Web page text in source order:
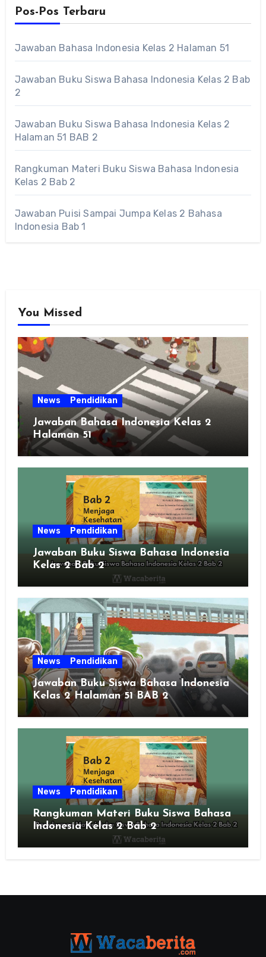
Pos-Pos Terbaru
Jawaban Bahasa Indonesia Kelas 2 Halaman 51
Jawaban Buku Siswa Bahasa Indonesia Kelas 2 Bab
2
Jawaban Buku Siswa Bahasa Indonesia Kelas 2
Halaman 51 BAB 2
Rangkuman Materi Buku Siswa Bahasa Indonesia
Kelas 2 Bab 2
Jawaban Puisi Sampai Jumpa Kelas 2 Bahasa
Indonesia Bab 1
You Missed
News Pendidikan
Jawaban Bahasa Indonesia Kelas 2
Halaman 51
News Pendidikan
Jawaban Buku Siswa Bahasa Indonesia
Kelas 2 Bab 2
News Pendidikan
Jawaban Buku Siswa Bahasa Indonesia
Kelas 2 Halaman 51 BAB 2
News Pendidikan
Rangkuman Materi Buku Siswa Bahasa
Indonesia Kelas 2 Bab 2